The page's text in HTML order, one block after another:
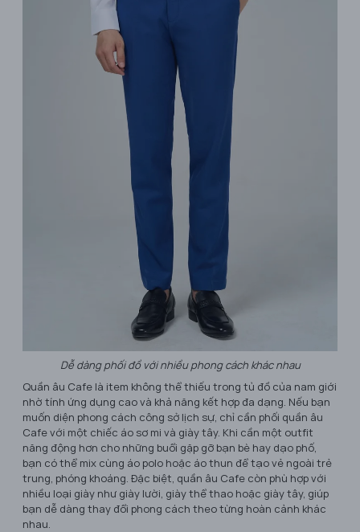
Dễ dàng phối đồ với nhiều phong cách khác nhau
Quần âu Cafe là item không thể thiếu trong tủ đồ của nam giới
nhờ tính ứng dụng cao và khả năng kết hợp đa dạng. Nếu bạn
muốn diện phong cách công sở lịch sự, chỉ cần phối quần âu
Cafe với một chiếc áo sơ mi và giày tây. Khi cần một outfit
năng động hơn cho những buổi gặp gỡ bạn bè hay dạo phố,
bạn có thể mix cùng áo polo hoặc áo thun để tạo vẻ ngoài trẻ
trung, phóng khoáng. Đặc biệt, quần âu Cafe còn phù hợp với
nhiều loại giày như giày lười, giày thể thao hoặc giày tây, giúp
bạn dễ dàng thay đổi phong cách theo từng hoàn cảnh khác
nhau.